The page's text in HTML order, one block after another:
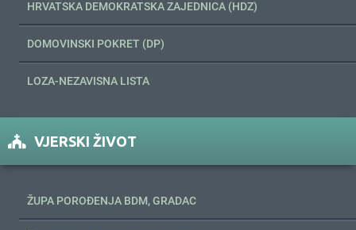
HRVATSKA DEMOKRATSKA ZAJEDNICA (HDZ)
DOMOVINSKI POKRET (DP)
LOZA-NEZAVISNA LISTA
VJERSKI ŽIVOT
ŽUPA POROĐENJA BDM, GRADAC